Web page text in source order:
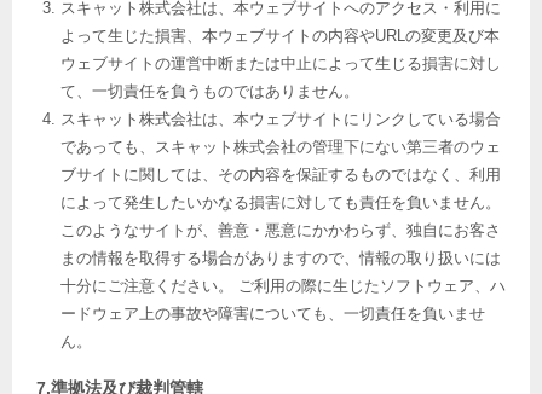
スキャット株式会社は、本ウェブサイトへのアクセス・利用に
よって生じた損害、本ウェブサイトの内容やURLの変更及び本
ウェブサイトの運営中断または中止によって生じる損害に対し
て、一切責任を負うものではありません。
スキャット株式会社は、本ウェブサイトにリンクしている場合
であっても、スキャット株式会社の管理下にない第三者のウェ
ブサイトに関しては、その内容を保証するものではなく、利用
によって発生したいかなる損害に対しても責任を負いません。
このようなサイトが、善意・悪意にかかわらず、独自にお客さ
まの情報を取得する場合がありますので、情報の取り扱いには
十分にご注意ください。 ご利用の際に生じたソフトウェア、ハ
ードウェア上の事故や障害についても、一切責任を負いませ
ん。
7.準拠法及び裁判管轄